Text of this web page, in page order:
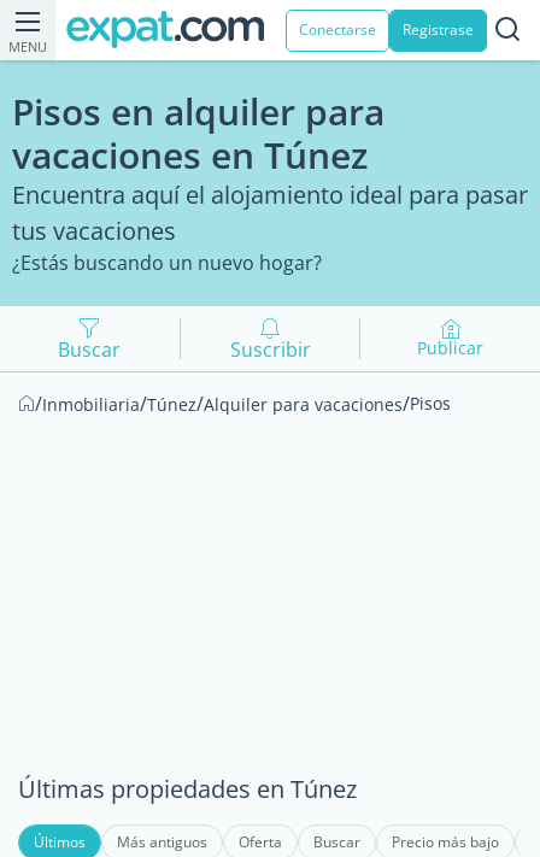
MENU
Conectarse Registrase
Pisos en alquiler para
vacaciones en Túnez
Encuentra aquí el alojamiento ideal para pasar
tus vacaciones
¿Estás buscando un nuevo hogar?
Buscar Suscribir Publicar
/Inmobiliaria/Túnez/Alquiler para vacaciones/Pisos
Últimas propiedades en Túnez
Últimos Más antiguos Oferta Buscar Precio más bajo